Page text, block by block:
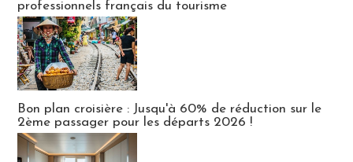
professionnels français du tourisme
Bon plan croisière : Jusqu'à 60% de réduction sur le
2ème passager pour les départs 2026 !